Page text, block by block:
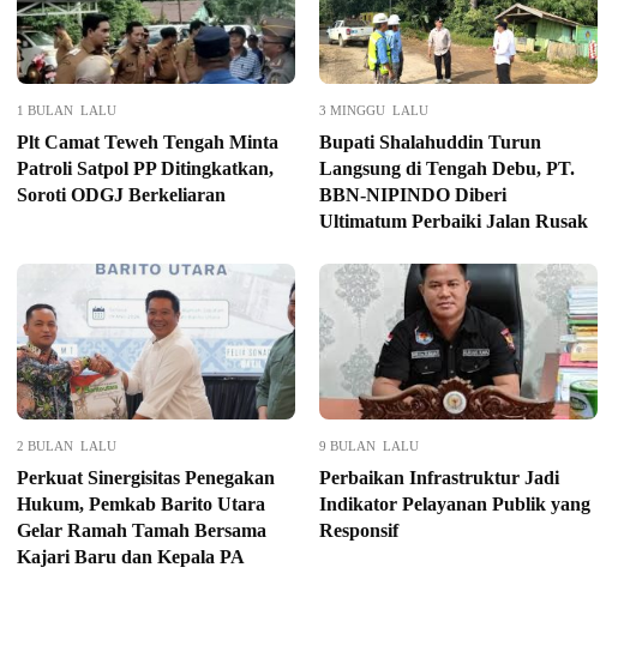
1 BULAN LALU
Plt Camat Teweh Tengah Minta
Patroli Satpol PP Ditingkatkan,
Soroti ODGJ Berkeliaran
3 MINGGU LALU
Bupati Shalahuddin Turun
Langsung di Tengah Debu, PT.
BBN-NIPINDO Diberi
Ultimatum Perbaiki Jalan Rusak
2 BULAN LALU
Perkuat Sinergisitas Penegakan
Hukum, Pemkab Barito Utara
Gelar Ramah Tamah Bersama
Kajari Baru dan Kepala PA
9 BULAN LALU
Perbaikan Infrastruktur Jadi
Indikator Pelayanan Publik yang
Responsif